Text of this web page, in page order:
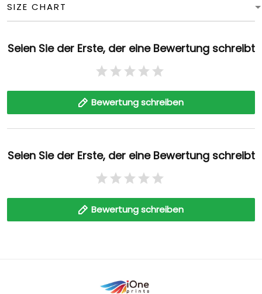
SIZE CHART
Seien Sie der Erste, der eine Bewertung schreibt
Bewertung schreiben
Seien Sie der Erste, der eine Bewertung schreibt
Bewertung schreiben